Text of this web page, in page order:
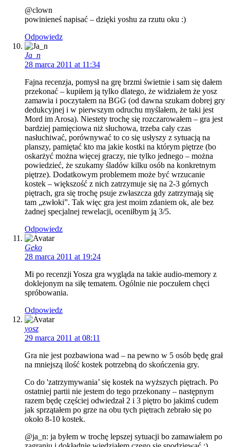
@clown
powinieneś napisać – dzięki yoshu za rzutu oku :)
Odpowiedz
Ja_n
28 marca 2011 at 11:34
Fajna recenzja, pomysł na grę brzmi świetnie i sam się dałem
przekonać – kupiłem ją tylko dlatego, że widziałem że yosz
zamawia i poczytałem na BGG (od dawna szukam dobrej gry
dedukcyjnej i w pierwszym odruchu myślałem, że taki jest
Mord im Arosa). Niestety trochę się rozczarowałem – gra jest
bardziej pamięciowa niż słuchowa, trzeba cały czas
nasłuchiwać, porównywać to co się usłyszy z sytuacją na
planszy, pamiętać kto ma jakie kostki na którym piętrze (bo
oskarżyć można więcej graczy, nie tylko jednego – można
powiedzieć, że szukamy śladów kilku osób na konkretnym
piętrze). Dodatkowym problemem może być wrzucanie
kostek – większość z nich zatrzymuje się na 2-3 górnych
piętrach, gra się trochę psuje zwłaszcza gdy zatrzymają się
tam „zwłoki”. Tak więc gra jest moim zdaniem ok, ale bez
żadnej specjalnej rewelacji, oceniłbym ją 3/5.
Odpowiedz
Geko
28 marca 2011 at 19:24
Mi po recenzji Yosza gra wygląda na takie audio-memory z
doklejonym na siłę tematem. Ogólnie nie poczułem chęci
spróbowania.
Odpowiedz
yosz
29 marca 2011 at 08:11
Gra nie jest pozbawiona wad – na pewno w 5 osób będę grał
na mniejszą ilość kostek potrzebną do skończenia gry.
Co do 'zatrzymywania’ się kostek na wyższych piętrach. Po
ostatniej partii nie jestem do tego przekonany – następnym
razem będę częściej odwiedzał 2 i 3 piętro bo jakimś cudem
jak sprzątałem po grze na obu tych piętrach zebrało się po
około 8-10 kostek.
@ja_n: ja byłem w trochę lepszej sytuacji bo zamawiałem po